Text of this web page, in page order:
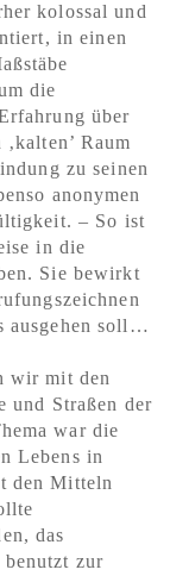
kolossal und
in einen
die
über
Raum
zu seinen
anonymen
– So ist
in die
Sie bewirkt
ausgehen soll…
wir mit den
und Straßen der
war die
Lebens in
den Mitteln
das
zur